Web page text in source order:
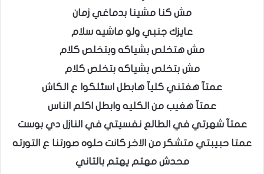
مش كنا مشينا بدماغي زمان
عايزك جنبي ولو ماشيه سلام
مش هتخلص بشياكه وبتخلص كلام
مش بتخلص بشياكه بتخلص كلام
عمتآ هغتني كليآ هابطل اسئلكوا ع الكاش
عمتآ هغيب من الكليه وابطل اكلم الناس
عمتآ شهرتي في الطالع نفسيتي في النازل دي بوست
عمتا حبيبتي متشكر من الاخر كانت حلوه صورتنا ع التورته
محدش مهتم يهتم بالتاني